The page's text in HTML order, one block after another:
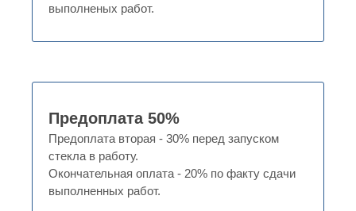
выполненых работ.
Предоплата 50%
Предоплата вторая - 30% перед запуском
стекла в работу.
Окончательная оплата - 20% по факту сдачи
выполненных работ.